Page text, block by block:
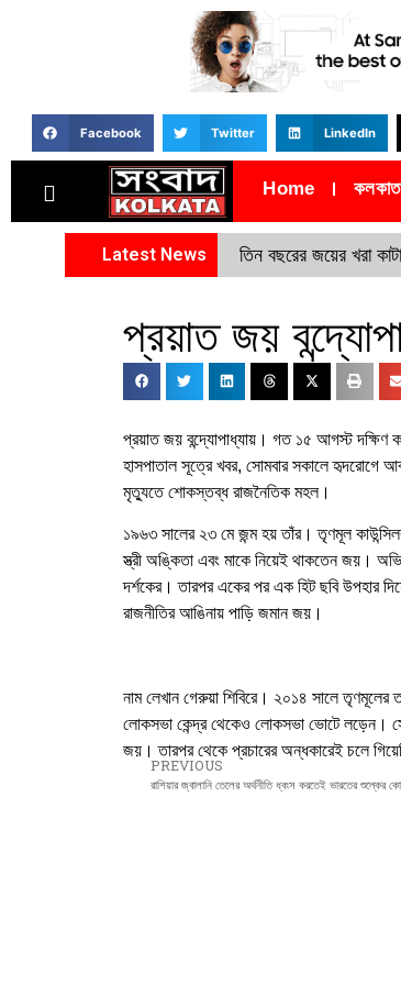
Facebook Twitter LinkedIn
Home
Latest News তিন বছরের জয়ের খরা
প্রয়াত জয়
প্রয়াত জয় বন্দ্যোপাধ্যায়। গত ১৫ আগস্ট দক্ষিণ
হাসপাতাল সূত্রে খবর, সোমবার সকালে হৃদরোগে
মৃত্যুতে শোকস্তব্ধ রাজনৈতিক মহল।
১৯৬৩ সালের ২৩ মে জন্ম হয় তাঁর। তৃণমূল কাউন্সিলর
স্ত্রী অঙ্কিতা এবং মাকে নিয়েই থাকতেন জয়।
দর্শকের। তারপর একের পর এক হিট ছবি উপহার
রাজনীতির আঙিনায় পাড়ি জমান জয়।
নাম লেখান গেরুয়া শিবিরে। ২০১৪ সালে তৃণমূলের
লোকসভা কেন্দ্র থেকেও লোকসভা ভোটে লড়েন।
জয়। তারপর থেকে প্রচারের অন্ধকারেই চলে
PREVIOUS
রাশিয়ার জ্বালানি তেলের অর্থনীতি ধ্বংস করতেই ভারতের শুল্কের